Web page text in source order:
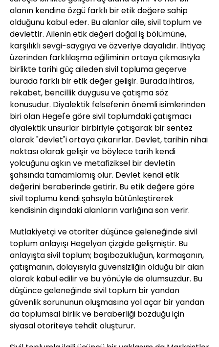
alanın kendine özgü farklı bir etik değere sahip
olduğunu kabul eder. Bu alanlar aile, sivil toplum ve
devlettir. Ailenin etik değeri doğal iş bölümüne,
karşılıklı sevgi-saygıya ve özveriye dayalıdır. İhtiyaç
üzerinden farklılaşma eğiliminin ortaya çıkmasıyla
birlikte tarihi güç aileden sivil topluma geçerve
burada farklı bir etik değer gelişir. Burada ihtiras,
rekabet, bencillik duygusu ve çatışma söz
konusudur. Diyalektik felsefenin önemli isimlerinden
biri olan Hegel'e göre sivil toplumdaki çatışmacı
diyalektik unsurlar birbiriyle çatışarak bir sentez
olarak "devlet"i ortaya çıkarırlar. Devlet, tarihin nihai
noktası olarak gelişir ve böylece tarih kendi
yolcuğunu aşkın ve metafiziksel bir devletin
şahsında tamamlamış olur. Devlet kendi etik
değerini beraberinde getirir. Bu etik değere göre
sivil toplumu kendi şahsıyla bütünleştirerek
kendisinin dışındaki alanların varlığına son verir.
Mutlakiyetçi ve otoriter düşünce geleneğinde sivil
toplum anlayışı Hegelyan çizgide gelişmiştir. Bu
anlayışta sivil toplum; başıbozukluğun, karmaşanın,
çatışmanın, dolayısıyla güvensizliğin olduğu bir alan
olarak kabul edilir ve bu yönüyle de olumsuzdur. Bu
düşünce geleneğinde sivil toplum bir yandan
güvenlik sorununun oluşmasına yol açar bir yandan
da toplumsal birlik ve beraberliği bozduğu için
siyasal otoriteye tehdit oluşturur.